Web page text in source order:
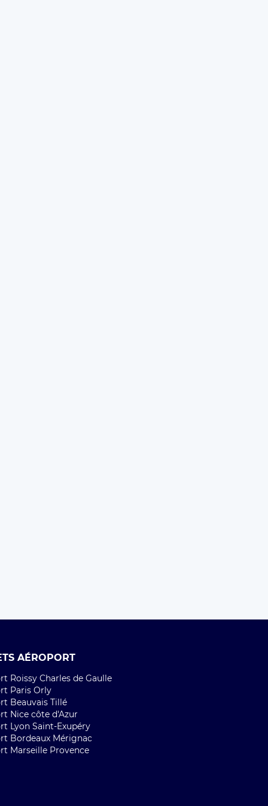
AÉROPORT
Roissy Charles de Gaulle
Paris Orly
Beauvais Tillé
Nice côte d'Azur
Lyon Saint-Exupéry
Bordeaux Mérignac
Marseille Provence